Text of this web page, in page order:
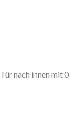
Tür nach innen mit